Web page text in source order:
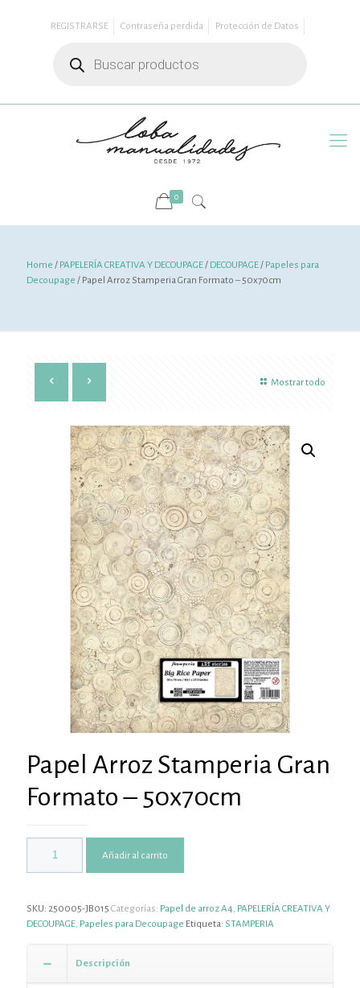
REGISTRARSE Contraseña perdida
Protección de Datos
productos
0
Home / PAPELERÍA CREATIVA Y DECOUPAGE/ DECOUPAGE/ Papeles para
Decoupage / Papel Arroz Stamperia Gran Formato – 50x70cm
Mostrar todo
Papel Arroz Stamperia Gran
Formato – 50x70cm
Añadir al carrito
SKU: 250005-JB015 Categorías: Papel de arroz A4, PAPELERÍA CREATIVA Y
DECOUPAGE, Papeles para Decoupage Etiqueta: STAMPERIA
Descripción